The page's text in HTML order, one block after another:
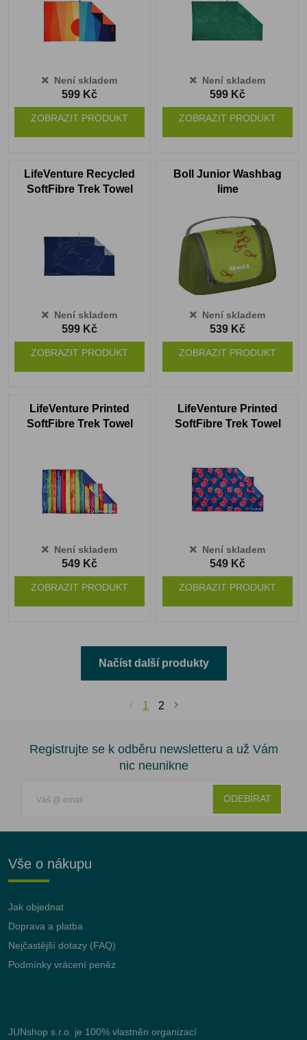
Není skladem
599 Kč
ZOBRAZIT PRODUKT
Není skladem
599 Kč
ZOBRAZIT PRODUKT
LifeVenture Recycled
SoftFibre Trek Towel
Není skladem
599 Kč
ZOBRAZIT PRODUKT
Boll Junior Washbag
lime
Není skladem
539 Kč
ZOBRAZIT PRODUKT
LifeVenture Printed
SoftFibre Trek Towel
Není skladem
549 Kč
ZOBRAZIT PRODUKT
LifeVenture Printed
SoftFibre Trek Towel
Není skladem
549 Kč
ZOBRAZIT PRODUKT
Načíst další produkty
1 2
Registrujte se k odběru newsletteru a už Vám
nic neunikne
ODEBÍRAT
Vše o nákupu
Jak objednat
Doprava a platba
Nejčastější dotazy (FAQ)
Podmínky vrácení peněz
JUNshop s.r.o.
je 100% vlastněn organizací